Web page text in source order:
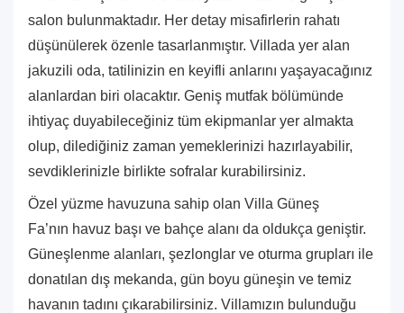
salon bulunmaktadır. Her detay misafirlerin rahatı
düşünülerek özenle tasarlanmıştır. Villada yer alan
jakuzili oda, tatilinizin en keyifli anlarını yaşayacağınız
alanlardan biri olacaktır. Geniş mutfak bölümünde
ihtiyaç duyabileceğiniz tüm ekipmanlar yer almakta
olup, dilediğiniz zaman yemeklerinizi hazırlayabilir,
sevdiklerinizle birlikte sofralar kurabilirsiniz.
Özel yüzme havuzuna sahip olan Villa Güneş
Fa’nın havuz başı ve bahçe alanı da oldukça geniştir.
Güneşlenme alanları, şezlonglar ve oturma grupları ile
donatılan dış mekanda, gün boyu güneşin ve temiz
havanın tadını çıkarabilirsiniz. Villamızın bulunduğu